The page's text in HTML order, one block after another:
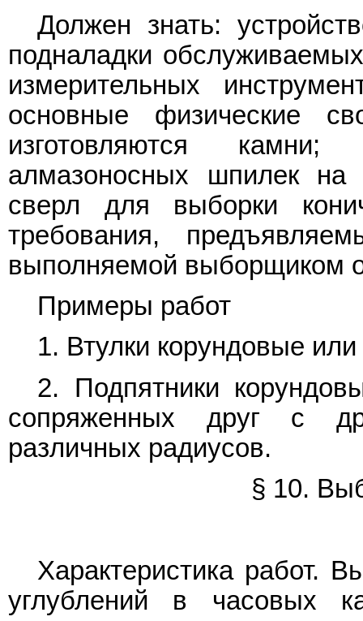
Должен знать:
подналадки
измерительных
основные физические
изготовляются
алмазоносных шпилек на
сверл для выборки
требования,
выполняемой выборщиком
Примеры работ
1. Втулки корундовые
2. Подпятники
сопряженных друг с
различных радиусов.
§ 10.
Характеристика работ.
углублений в часовых